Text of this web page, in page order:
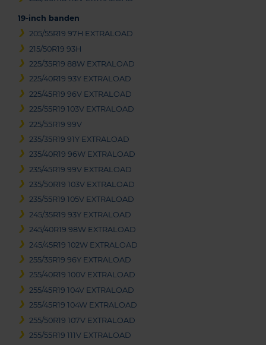
19-inch banden
205/55R19 97H EXTRALOAD
215/50R19 93H
225/35R19 88W EXTRALOAD
225/40R19 93Y EXTRALOAD
225/45R19 96V EXTRALOAD
225/55R19 103V EXTRALOAD
225/55R19 99V
235/35R19 91Y EXTRALOAD
235/40R19 96W EXTRALOAD
235/45R19 99V EXTRALOAD
235/50R19 103V EXTRALOAD
235/55R19 105V EXTRALOAD
245/35R19 93Y EXTRALOAD
245/40R19 98W EXTRALOAD
245/45R19 102W EXTRALOAD
255/35R19 96Y EXTRALOAD
255/40R19 100V EXTRALOAD
255/45R19 104V EXTRALOAD
255/45R19 104W EXTRALOAD
255/50R19 107V EXTRALOAD
255/55R19 111V EXTRALOAD